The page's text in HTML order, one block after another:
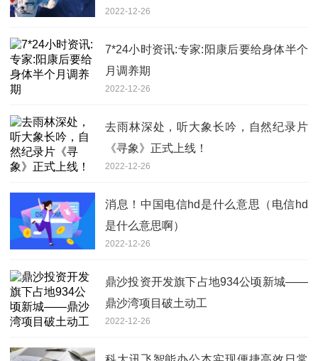
局有限公司）
2022-12-26
7*24小时资讯:专家:阳康后要给身体半个
月调养期
2022-12-26
去雨林深处，听大象长吟，自然纪录片
《寻象》正式上线！
2022-12-26
消息！中国电信hd是什么意思（电信hd
是什么意思啊）
2022-12-26
鼎沙投资开发旗下占地934公顷新城——
鼎沙湾项目破土动工
2022-12-26